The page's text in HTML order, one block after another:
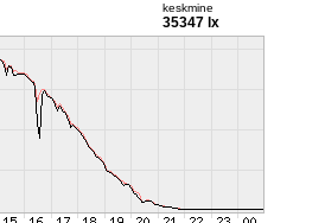
keskmine
35347 lx